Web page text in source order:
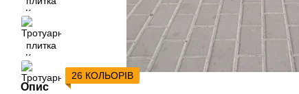
26 КОЛЬОРІВ
Опис